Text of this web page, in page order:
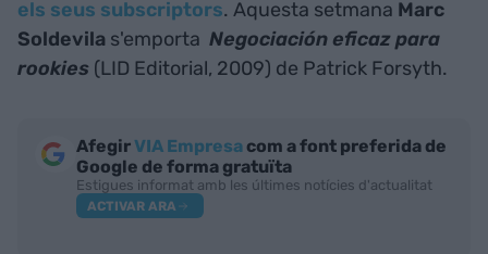
els seus subscriptors. Aquesta setmana Marc
Soldevila s'emporta Negociación eficaz para
rookies (LID Editorial, 2009) de Patrick Forsyth.
AfegirVIA Empresa com a font preferida de
Google de forma gratuïta
Estigues informat amb les últimes notícies d'actualitat
ACTIVAR ARA